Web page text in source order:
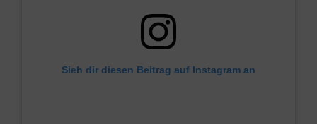
Sieh dir diesen Beitrag auf Instagram an